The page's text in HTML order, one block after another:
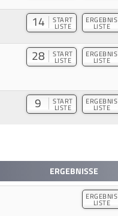
14 START
LISTE
ERGEBNIS
LISTE
28 START
LISTE
ERGEBNIS
LISTE
9 START
LISTE
ERGEBNIS
LISTE
ERGEBNISSE
ERGEBNIS
LISTE